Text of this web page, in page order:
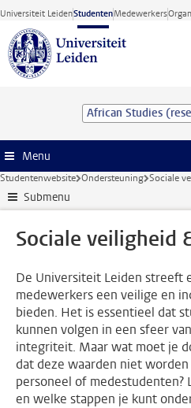
Ga direct naar de inhoud
Universiteit LeidenStudentenMedewerkers
Menu
Studentenwebsite Ondersteuning Sociale
Submenu
Sociale veiligheid
De Universiteit Leiden streeft
medewerkers een veilige en
bieden. Het is essentieel dat
kunnen volgen in een sfeer
integriteit. Maar wat moet je
dat deze waarden niet
personeel of
en welke stappen je kunt